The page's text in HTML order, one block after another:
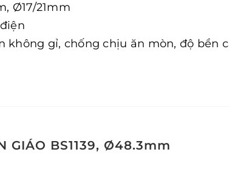
Ø17/21mm
không gỉ, chống chịu ăn mòn, độ bền
GIÁO BS1139, Ø48.3mm